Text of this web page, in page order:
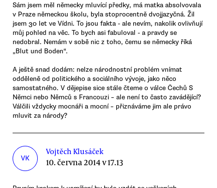
Sám jsem měl německy mluvící předky, má matka absolvovala
v Praze německou školu, byla stoprocentně dvojjazyčná. Žil
jsem 30 let ve Vídni. To jsou fakta - ale nevím, nakolik ovlivňují
můj pohled na věc. To bych asi fabuloval - a pravdy se
nedobral. Nemám v sobě nic z toho, čemu se německy říká
„Blut und Boden“.
A ještě snad dodám: nelze národnostní problém vnímat
odděleně od politického a sociálního vývoje, jako něco
samostatného. V dějepise sice stále čteme o válce Čechů S
Němci nebo Němců s Francouzi – ale není to často zavádějící?
Válčili vždycky mocnáři a mocní – přiznáváme jim ale právo
mluvit za národy?
VK
Vojtěch Klusáček
10. června 2014 v 17.13